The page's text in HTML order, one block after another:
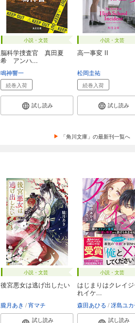
小説・文芸
脳科学捜査官 真田夏
希 アンハ...
鳴神響一
続巻入荷
試し読み
小説・文芸
高一事変 II
松岡圭祐
続巻入荷
試し読み
「角川文庫」の最新刊一覧へ
小説・文芸
後宮悪女は逃げ出したい
朧月あき 宵マチ
試し読み
小説・文芸
はじまりはクレイ
れイケ...
森田あひる 冴島ユ
試し読み